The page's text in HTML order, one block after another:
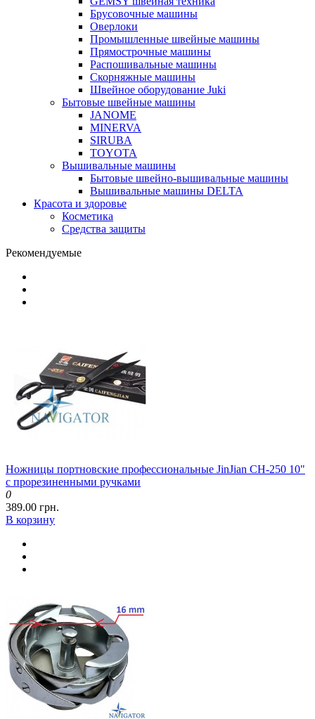
Брусовочные машины
Оверлоки
Промышленные швейные машины
Прямострочные машины
Распошивальные машины
Скорняжные машины
Швейное оборудование Juki
Бытовые швейные машины
JANOME
MINERVA
SIRUBA
TOYOTA
Вышивальные машины
Бытовые швейно-вышивальные машины
Вышивальные машины DELTA
Красота и здоровье
Косметика
Средства защиты
Рекомендуемые
Ножницы портновские профессиональные JinJian CH-250 10"
с прорезиненными ручками
0
389.00 грн.
В корзину